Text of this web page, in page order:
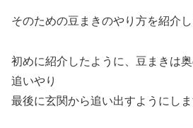
そのための豆まきのやり方を紹介し
初めに紹介したように、豆まきは
追いやり
最後に玄関から追い出すようにしま